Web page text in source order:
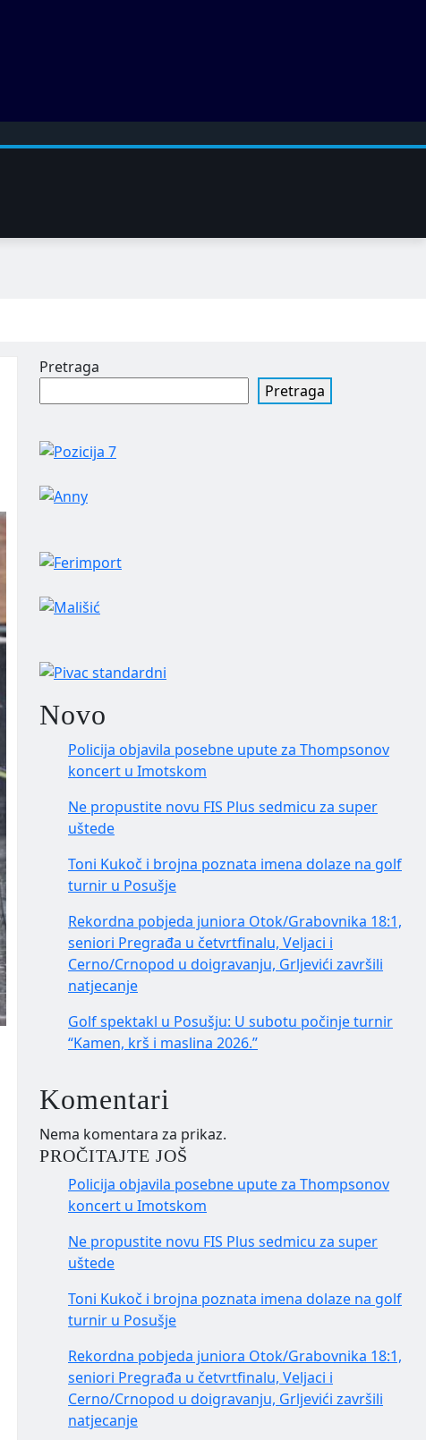
Pretraga
Pretraga
Novo
Policija objavila posebne upute za Thompsonov
koncert u Imotskom
Ne propustite novu FIS Plus sedmicu za super
uštede
Toni Kukoč i brojna poznata imena dolaze na golf
turnir u Posušje
Rekordna pobjeda juniora Otok/Grabovnika 18:1,
seniori Pregrađa u četvrtfinalu, Veljaci i
Cerno/Crnopod u doigravanju, Grljevići završili
natjecanje
Golf spektakl u Posušju: U subotu počinje turnir
“Kamen, krš i maslina 2026.”
Komentari
Nema komentara za prikaz.
PROČITAJTE JOŠ
Policija objavila posebne upute za Thompsonov
koncert u Imotskom
Ne propustite novu FIS Plus sedmicu za super
uštede
Toni Kukoč i brojna poznata imena dolaze na golf
turnir u Posušje
Rekordna pobjeda juniora Otok/Grabovnika 18:1,
seniori Pregrađa u četvrtfinalu, Veljaci i
Cerno/Crnopod u doigravanju, Grljevići završili
natjecanje